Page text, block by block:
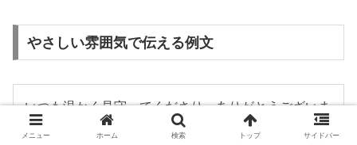
やさしい雰囲気で伝える例文
いつも温かく見守ってくださり、ありがとうございま
した。
メニュー ホーム 検索 トップ サイドバー